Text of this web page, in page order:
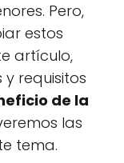
Pero,
estos
artículo,
requisitos
de la
las
tema.